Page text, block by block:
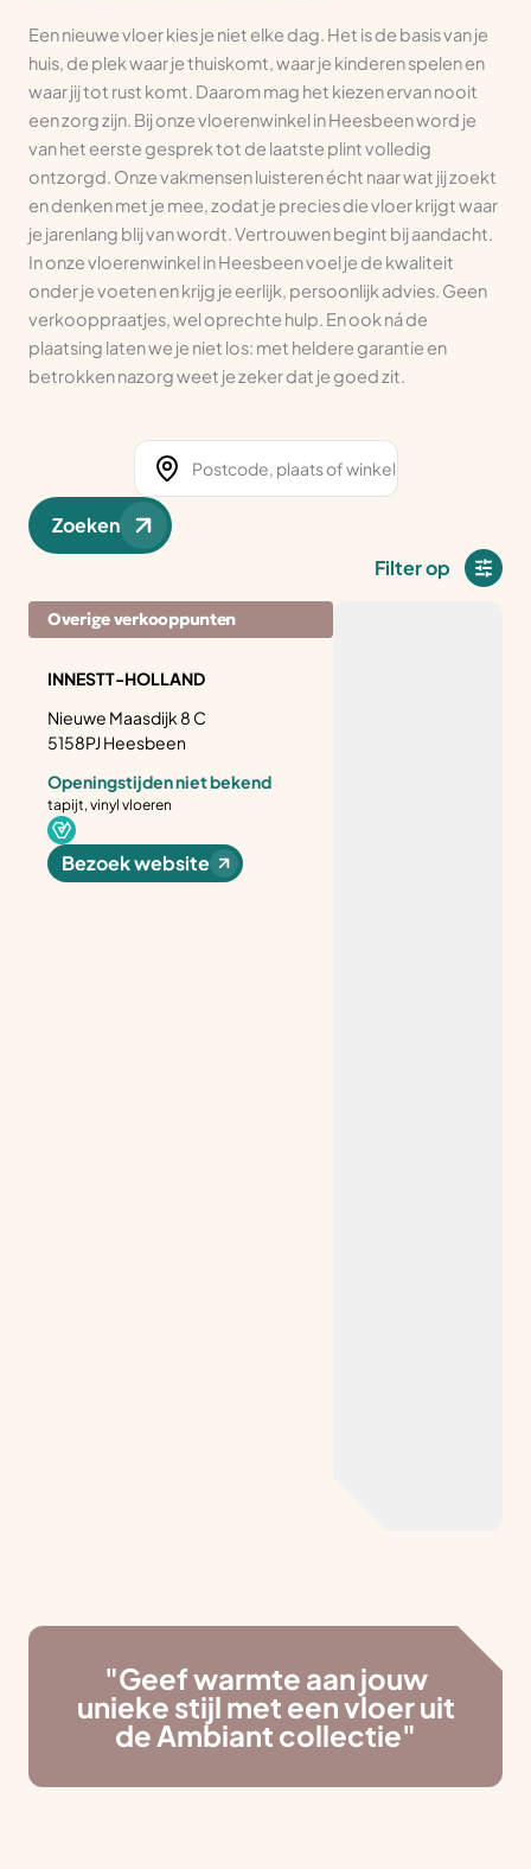
Een nieuwe vloer kies je niet elke dag. Het is de basis van je
huis, de plek waar je thuiskomt, waar je kinderen spelen en
waar jij tot rust komt. Daarom mag het kiezen ervan nooit
een zorg zijn. Bij onze vloerenwinkel in Heesbeen word je
van het eerste gesprek tot de laatste plint volledig
ontzorgd. Onze vakmensen luisteren écht naar wat jij zoekt
en denken met je mee, zodat je precies die vloer krijgt waar
je jarenlang blij van wordt. Vertrouwen begint bij aandacht.
In onze vloerenwinkel in Heesbeen voel je de kwaliteit
onder je voeten en krijg je eerlijk, persoonlijk advies. Geen
verkooppraatjes, wel oprechte hulp. En ook ná de
plaatsing laten we je niet los: met heldere garantie en
betrokken nazorg weet je zeker dat je goed zit.
Zoeken
Filter op
Overige verkooppunten
INNESTT-HOLLAND
Nieuwe Maasdijk 8 C
5158PJ Heesbeen
Openingstijden niet bekend
tapijt, vinyl vloeren
Bezoek website
"Geef warmte aan jouw
unieke stijl met een vloer uit
de Ambiant collectie"